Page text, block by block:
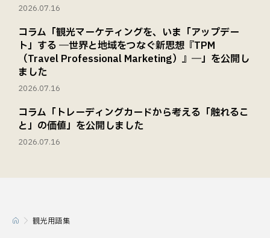
2026.07.16
コラム「観光マーケティングを、いま「アップデー
ト」する ―世界と地域をつなぐ新思想『TPM
（Travel Professional Marketing）』―」を公開し
ました
2026.07.16
コラム「トレーディングカードから考える「触れるこ
と」の価値」を公開しました
2026.07.16
観光用語集